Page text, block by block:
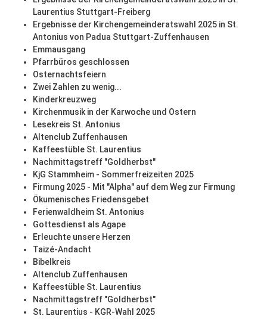
Laurentius Stuttgart-Freiberg
Ergebnisse der Kirchengemeinderatswahl 2025 in St.
Antonius von Padua Stuttgart-Zuffenhausen
Emmausgang
Pfarrbüros geschlossen
Osternachtsfeiern
Zwei Zahlen zu wenig...
Kinderkreuzweg
Kirchenmusik in der Karwoche und Ostern
Lesekreis St. Antonius
Altenclub Zuffenhausen
Kaffeestüble St. Laurentius
Nachmittagstreff "Goldherbst"
KjG Stammheim - Sommerfreizeiten 2025
Firmung 2025 - Mit "Alpha" auf dem Weg zur Firmung
Ökumenisches Friedensgebet
Ferienwaldheim St. Antonius
Gottesdienst als Agape
Erleuchte unsere Herzen
Taizé-Andacht
Bibelkreis
Altenclub Zuffenhausen
Kaffeestüble St. Laurentius
Nachmittagstreff "Goldherbst"
St. Laurentius - KGR-Wahl 2025